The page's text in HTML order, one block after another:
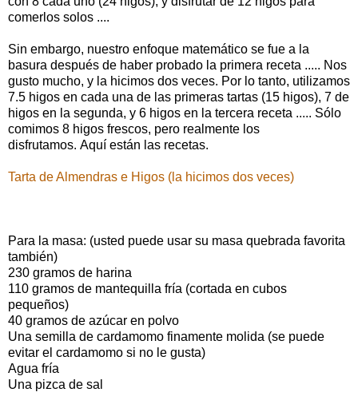
comerlos solos ....
Sin embargo, nuestro enfoque matemático se fue a la
basura después de haber probado la primera receta ..... Nos
gusto mucho, y la hicimos dos veces. Por lo tanto, utilizamos
7.5 higos en cada una de las primeras tartas (15 higos), 7 de
higos en la segunda, y 6 higos en la tercera receta ..... Sólo
comimos 8 higos frescos, pero realmente los
disfrutamos. Aquí están las recetas.
Tarta de Almendras e Higos (la hicimos dos veces)
Para la masa: (usted puede usar su masa quebrada favorita
también)
230 gramos de harina
110 gramos de mantequilla fría (cortada en cubos
pequeños)
40 gramos de azúcar en polvo
Una semilla de cardamomo finamente molida (se puede
evitar el cardamomo si no le gusta)
Agua fría
Una pizca de sal